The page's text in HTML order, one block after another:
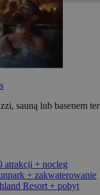
sauną lub basenem
atrakcji + nocleg
+ zakwaterowanie
Resort + pobyt